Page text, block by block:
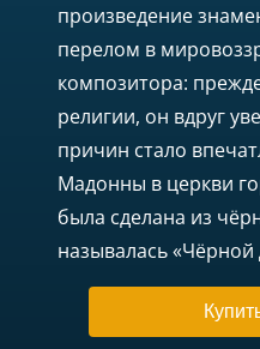
произведение
перелом в
композитора:
религии, он вдруг
причин стало
Мадонны в церкви
была сделана из
называлась «Чёрной